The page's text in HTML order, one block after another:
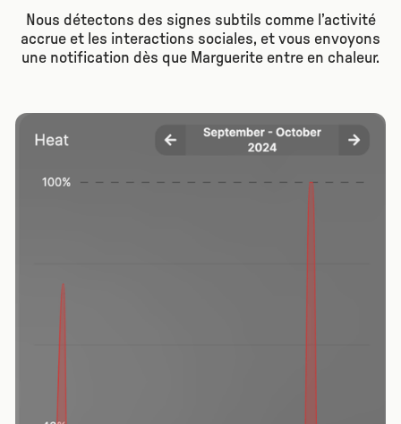
Nous détectons des signes subtils comme l’activité
accrue et les interactions sociales, et vous envoyons
une notification dès que Marguerite entre en chaleur.